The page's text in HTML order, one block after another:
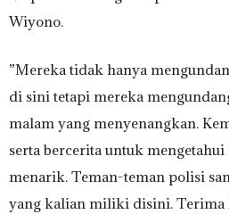
Wiyono.
”Mereka tidak hanya
di sini tetapi mereka
malam yang menyenangkan.
serta bercerita untuk
menarik. Teman-teman polisi
yang kalian miliki disini. Terima